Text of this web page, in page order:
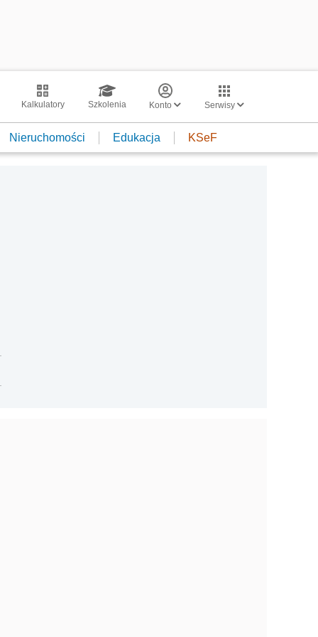
Kalkulatory Szkolenia Konto Serwisy
Nieruchomości Edukacja KSeF